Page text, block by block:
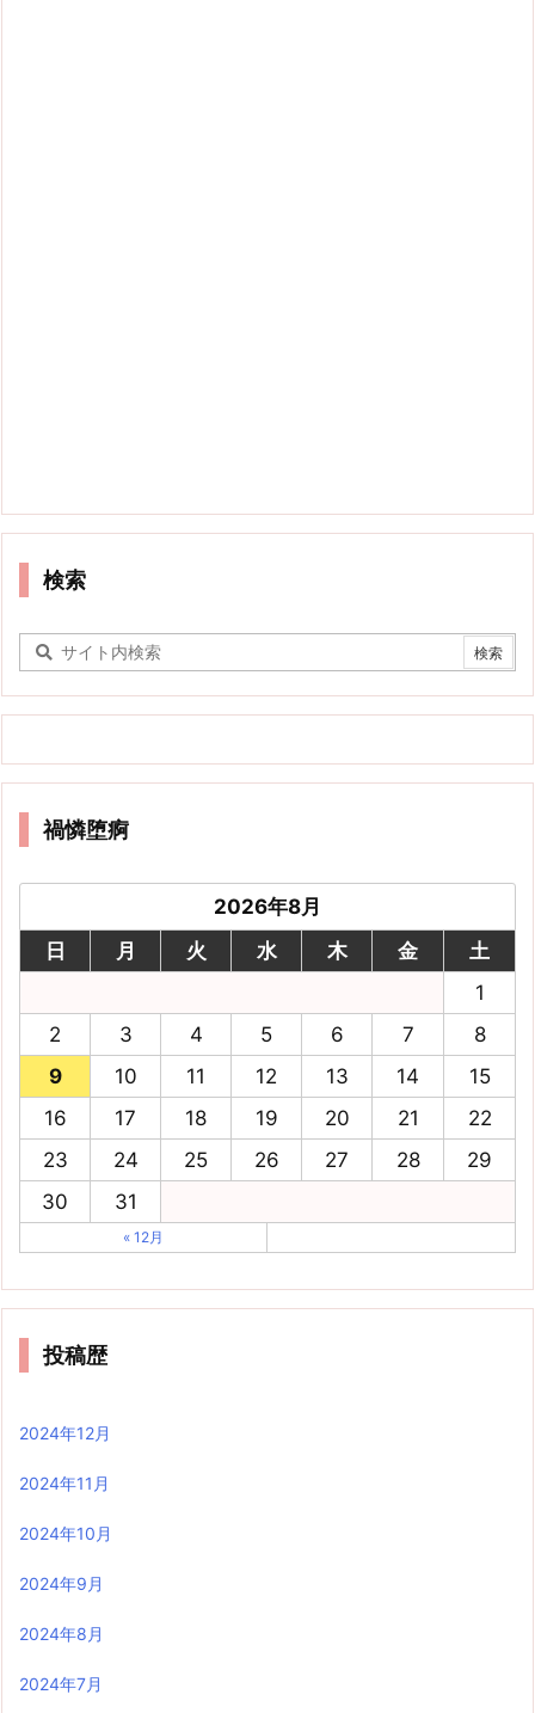
検索
禍憐堕痾
2026年8月
日
月 火 水 木 金
土
1
2
3 4 5 6 7
8
9
10 11 12 13 14
15
16
17 18 19 20 21
22
23
24 25 26 27 28
29
30
31
« 12月
投稿歴
2024年12月
2024年11月
2024年10月
2024年9月
2024年8月
2024年7月